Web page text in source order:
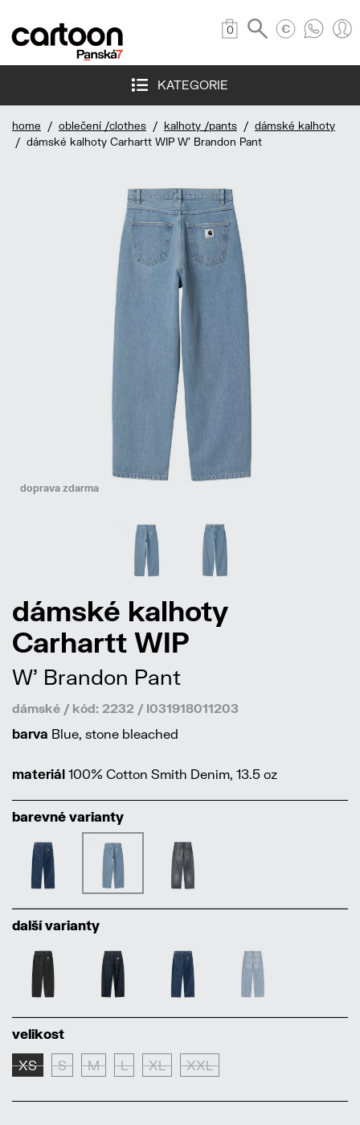
0
KATEGORIE
home / oblečení /clothes / kalhoty /pants / dámské kalhoty
/ dámské kalhoty Carhartt WIP W' Brandon Pant
doprava zdarma
dámské kalhoty
Carhartt WIP
W' Brandon Pant
dámské / kód: 2232 / I031918011203
barva Blue, stone bleached
materiál 100% Cotton Smith Denim, 13.5 oz
barevné varianty
další varianty
velikost
XS S M L XL XXL